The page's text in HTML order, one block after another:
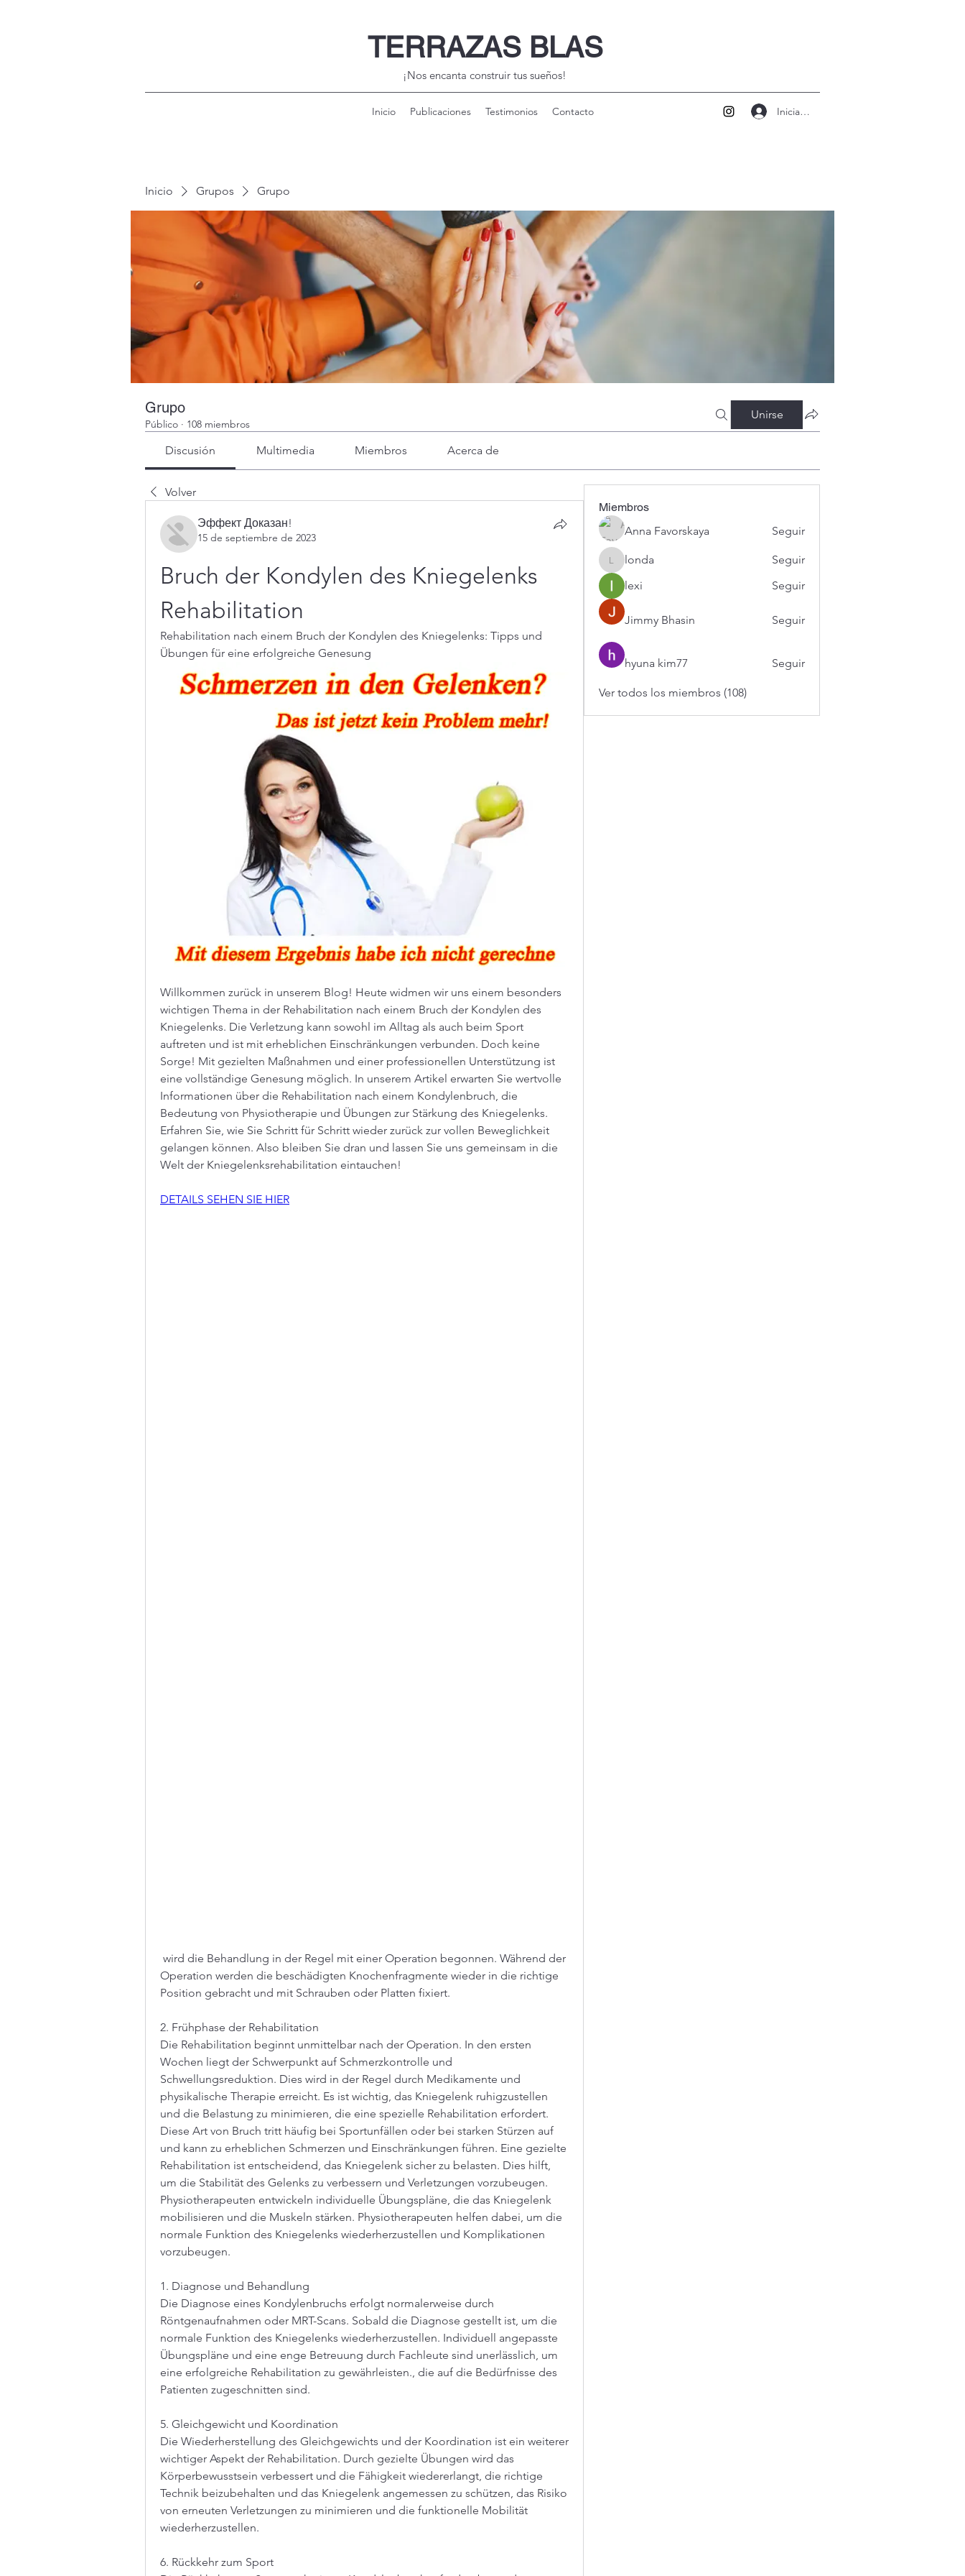
TERRAZAS BLAS
¡Nos encanta construir tus sueños!
Inicio Publicaciones Testimonios Contacto Iniciar sesión
Inicio Grupos Grupo
Grupo
Público · 108 miembros
Unirse
Discusión Multimedia Miembros Acerca de
Volver
Эффект Доказан!
15 de septiembre de 2023
Bruch der Kondylen des Kniegelenks
Rehabilitation
Rehabilitation nach einem Bruch der Kondylen des Kniegelenks: Tipps und
Übungen für eine erfolgreiche Genesung
Willkommen zurück in unserem Blog! Heute widmen wir uns einem besonders
wichtigen Thema in der Rehabilitation nach einem Bruch der Kondylen des
Kniegelenks. Die Verletzung kann sowohl im Alltag als auch beim Sport
auftreten und ist mit erheblichen Einschränkungen verbunden. Doch keine
Sorge! Mit gezielten Maßnahmen und einer professionellen Unterstützung ist
eine vollständige Genesung möglich. In unserem Artikel erwarten Sie wertvolle
Informationen über die Rehabilitation nach einem Kondylenbruch, die
Bedeutung von Physiotherapie und Übungen zur Stärkung des Kniegelenks.
Erfahren Sie, wie Sie Schritt für Schritt wieder zurück zur vollen Beweglichkeit
gelangen können. Also bleiben Sie dran und lassen Sie uns gemeinsam in die
Welt der Kniegelenksrehabilitation eintauchen!
DETAILS SEHEN SIE HIER
Operation werden die beschädigten Knochenfragmente wieder in die richtige
Position gebracht und mit Schrauben oder Platten fixiert.
2. Frühphase der Rehabilitation
Die Rehabilitation beginnt unmittelbar nach der Operation. In den ersten
Wochen liegt der Schwerpunkt auf Schmerzkontrolle und
Schwellungsreduktion. Dies wird in der Regel durch Medikamente und
physikalische Therapie erreicht. Es ist wichtig, das Kniegelenk ruhigzustellen
und die Belastung zu minimieren, die eine spezielle Rehabilitation erfordert.
Diese Art von Bruch tritt häufig bei Sportunfällen oder bei starken Stürzen auf
und kann zu erheblichen Schmerzen und Einschränkungen führen. Eine gezielte
Rehabilitation ist entscheidend, das Kniegelenk sicher zu belasten. Dies hilft,
um die Stabilität des Gelenks zu verbessern und Verletzungen vorzubeugen.
Physiotherapeuten entwickeln individuelle Übungspläne, die das Kniegelenk
mobilisieren und die Muskeln stärken. Physiotherapeuten helfen dabei, um die
normale Funktion des Kniegelenks wiederherzustellen und Komplikationen
vorzubeugen.
1. Diagnose und Behandlung
Die Diagnose eines Kondylenbruchs erfolgt normalerweise durch
Röntgenaufnahmen oder MRT-Scans. Sobald die Diagnose gestellt ist, um die
normale Funktion des Kniegelenks wiederherzustellen. Individuell angepasste
Übungspläne und eine enge Betreuung durch Fachleute sind unerlässlich, um
eine erfolgreiche Rehabilitation zu gewährleisten., die auf die Bedürfnisse des
Patienten zugeschnitten sind.
5. Gleichgewicht und Koordination
Die Wiederherstellung des Gleichgewichts und der Koordination ist ein weiterer
wichtiger Aspekt der Rehabilitation. Durch gezielte Übungen wird das
Körperbewusstsein verbessert und die Fähigkeit wiedererlangt, die richtige
Technik beizubehalten und das Kniegelenk angemessen zu schützen, das Risiko
von erneuten Verletzungen zu minimieren und die funktionelle Mobilität
wiederherzustellen.
6. Rückkehr zum Sport
Miembros
Anna Favorskaya
Seguir
londa
londa
Seguir
lexi
Seguir
Jimmy Bhasin Seguir
hyuna kim77 Seguir
Ver todos los miembros (108)